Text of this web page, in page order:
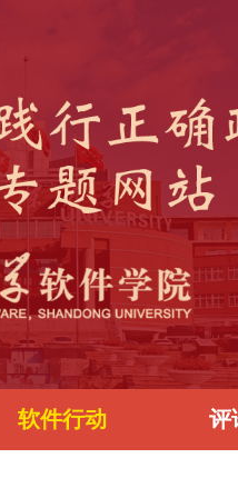
软件行动 评